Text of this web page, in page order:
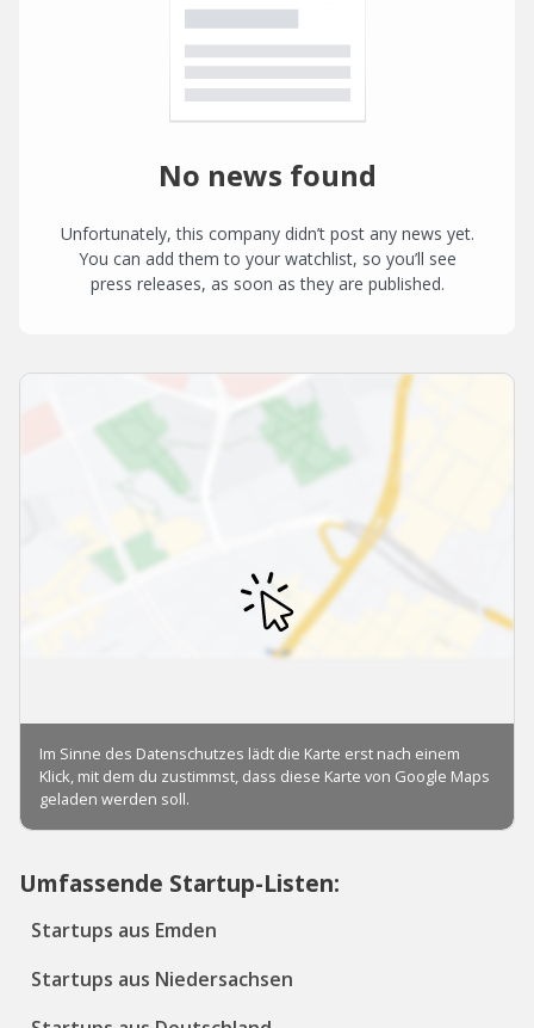
No news found
Unfortunately, this company didn’t post any news yet.
You can add them to your watchlist, so you’ll see
press releases, as soon as they are published.
Umfassende Startup-Listen:
Startups aus Emden
Startups aus Niedersachsen